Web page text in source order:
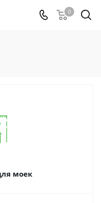
0
моек